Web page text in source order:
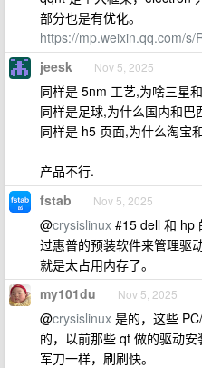
部分也是有优化。
https://mp.weixin.qq.com/s/
jeesk Nov 5, 2025
同样是 5nm 工艺,为啥三星
同样是足球,为什么国内和巴
同样是 h5 页面,为什么淘宝
产品不行.
fstab Nov 5, 2025
@crysislinux #15 dell 和 hp
过惠普的预装软件来管理驱
就是太占用内存了。
my101du Nov 5, 2025
@crysislinux 是的，这些
的，以前那些 qt 做的驱动
军刀一样，刷刷快。